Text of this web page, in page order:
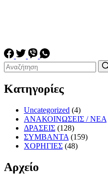
Κατηγορίες
Uncategorized (4)
ΑΝΑΚΟΙΝΩΣΕΙΣ / ΝΕΑ
ΔΡΑΣΕΙΣ (128)
ΣΥΜΒΑΝΤΑ (159)
ΧΟΡΗΓΙΕΣ (48)
Αρχείο